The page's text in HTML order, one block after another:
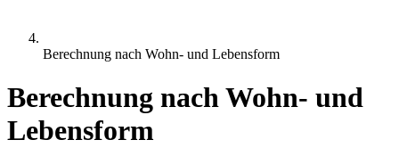
Berechnung nach Wohn- und Lebensform
Berechnung nach Wohn- und
Lebensform